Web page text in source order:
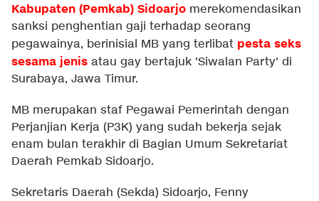
Kabupaten (Pemkab) Sidoarjo merekomendasikan
sanksi penghentian gaji terhadap seorang
pegawainya, berinisial MB yang terlibat pesta seks
sesama jenis atau gay bertajuk 'Siwalan Party' di
Surabaya, Jawa Timur.
MB merupakan staf Pegawai Pemerintah dengan
Perjanjian Kerja (P3K) yang sudah bekerja sejak
enam bulan terakhir di Bagian Umum Sekretariat
Daerah Pemkab Sidoarjo.
Sekretaris Daerah (Sekda) Sidoarjo, Fenny